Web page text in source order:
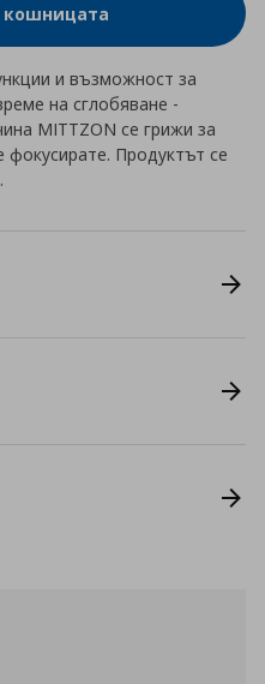
кошницата
и възможност за
на сглобяване -
MITTZON се грижи за
Продуктът се